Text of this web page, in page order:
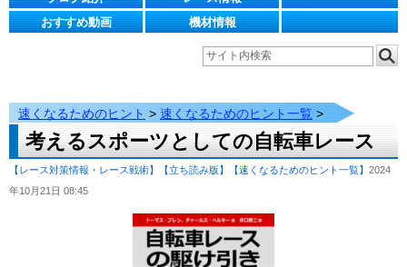
おすすめ動画
機材情報
速くなるためのヒント > 速くなるためのヒント一覧 >
考えるスポーツとしての自転車レース
【レース対策情報・レース戦術】 【立ち読み版】 【速くなるためのヒント一覧】 2024
年10月21日 08:45